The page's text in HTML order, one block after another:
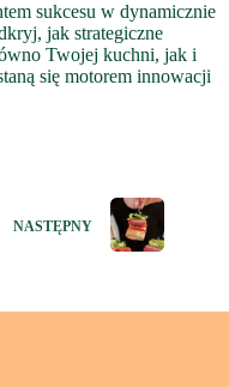
sukcesu w dynamicznie
jak strategiczne
Twojej kuchni, jak i
się motorem innowacji
NASTĘPNY